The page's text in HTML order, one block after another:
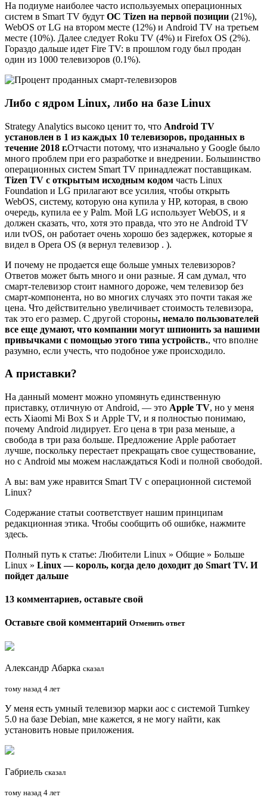
На подиуме наиболее часто используемых операционных
систем в Smart TV будут ОС Tizen на первой позиции (21%),
WebOS от LG на втором месте (12%) и Android TV на третьем
месте (10%). Далее следует Roku TV (4%) и Firefox OS (2%).
Гораздо дальше идет Fire TV: в прошлом году был продан
один из 1000 телевизоров (0.1%).
Либо с ядром Linux, либо на базе Linux
Strategy Analytics высоко ценит то, что Android TV
установлен в 1 из каждых 10 телевизоров, проданных в
течение 2018 г.Отчасти потому, что изначально у Google было
много проблем при его разработке и внедрении. Большинство
операционных систем Smart TV принадлежат поставщикам.
Tizen TV с открытым исходным кодом часть Linux
Foundation и LG прилагают все усилия, чтобы открыть
WebOS, систему, которую она купила у HP, которая, в свою
очередь, купила ее у Palm. Мой LG использует WebOS, и я
должен сказать, что, хотя это правда, что это не Android TV
или tvOS, он работает очень хорошо без задержек, которые я
видел в Opera OS (я вернул телевизор . ).
И почему не продается еще больше умных телевизоров?
Ответов может быть много и они разные. Я сам думал, что
смарт-телевизор стоит намного дороже, чем телевизор без
смарт-компонента, но во многих случаях это почти такая же
цена. Что действительно увеличивает стоимость телевизора,
так это его размер. С другой стороны, немало пользователей
все еще думают, что компании могут шпионить за нашими
привычками с помощью этого типа устройств., что вполне
разумно, если учесть, что подобное уже происходило.
А приставки?
На данный момент можно упомянуть единственную
приставку, отличную от Android, — это Apple TV, но у меня
есть Xiaomi Mi Box S и Apple TV, и я полностью понимаю,
почему Android лидирует. Его цена в три раза меньше, а
свобода в три раза больше. Предложение Apple работает
лучше, поскольку перестает прекращать свое существование,
но с Android мы можем наслаждаться Kodi и полной свободой.
А вы: вам уже нравится Smart TV с операционной системой
Linux?
Содержание статьи соответствует нашим принципам
редакционная этика. Чтобы сообщить об ошибке, нажмите
здесь.
Полный путь к статье: Любители Linux » Общие » Больше
Linux » Linux — король, когда дело доходит до Smart TV. И
пойдет дальше
13 комментариев, оставьте свой
Оставьте свой комментарий Отменить ответ
Александр Абарка сказал
тому назад 4 лет
У меня есть умный телевизор марки aoc с системой Turnkey
5.0 на базе Debian, мне кажется, я не могу найти, как
установить новые приложения.
Габриель сказал
тому назад 4 лет